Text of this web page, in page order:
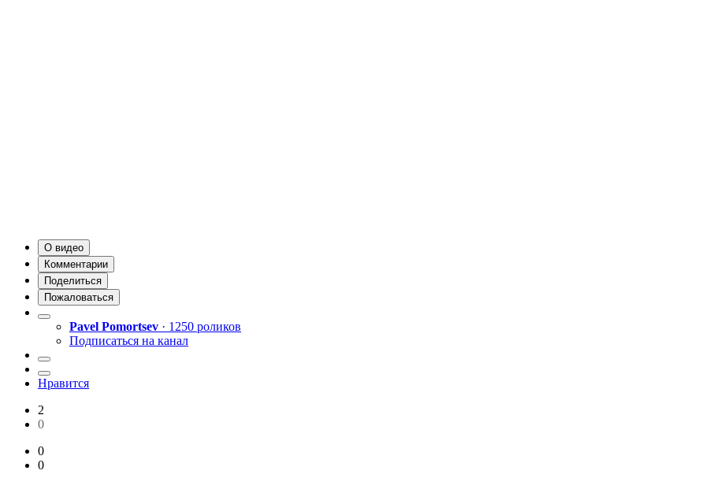
О видео
Комментарии
Поделиться
Пожаловаться
Pavel Pomortsev · 1250 роликов
Подписаться на канал
Нравится
2
0
0
0